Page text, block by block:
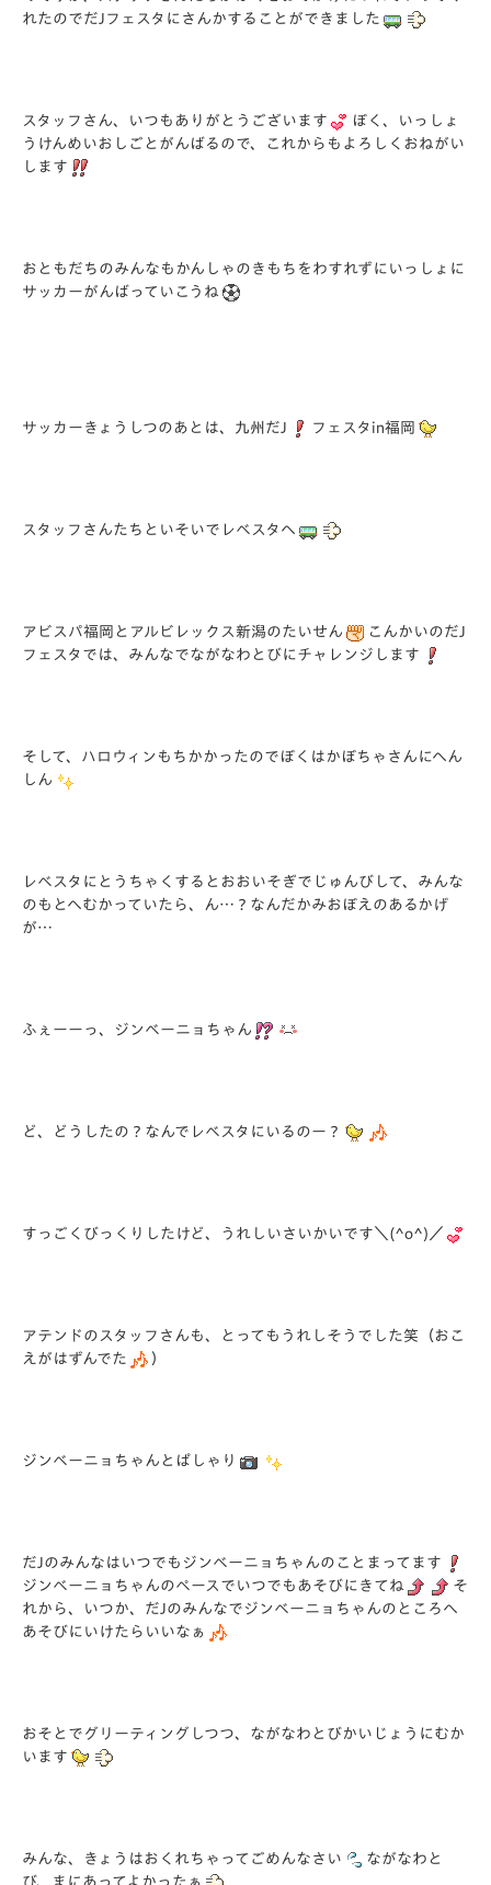
れたのでだJフェスタにさんかすることができました
スタッフさん、いつもありがとうございます
ぼく、いっしょ
うけんめいおしごとがんばるので、これからもよろしくおねがい
します
おともだちのみんなもかんしゃのきもちをわすれずにいっしょに
サッカーがんばっていこうね
サッカーきょうしつのあとは、九州だJ フェスタin福岡
スタッフさんたちといそいでレベスタへ
アビスパ福岡とアルビレックス新潟のたいせん
こんかいのだJ
フェスタでは、みんなでながなわとびにチャレンジします
そして、ハロウィンもちかかったのでぼくはかぼちゃさんにへん
しん
レベスタにとうちゃくするとおおいそぎでじゅんびして、みんな
のもとへむかっていたら、ん…？なんだかみおぼえのあるかげ
が…
ふぇーーっ、ジンベーニョちゃん
ど、どうしたの？なんでレベスタにいるのー？
すっごくびっくりしたけど、うれしいさいかいです＼(^o^)／
アテンドのスタッフさんも、とってもうれしそうでした笑（おこ
えがはずんでた
）
ジンベーニョちゃんとぱしゃり
だJのみんなはいつでもジンベーニョちゃんのことまってます
ジンベーニョちゃんのペースでいつでもあそびにきてね
そ
れから、いつか、だJのみんなでジンベーニョちゃんのところへ
あそびにいけたらいいなぁ
おそとでグリーティングしつつ、ながなわとびかいじょうにむか
います
みんな、きょうはおくれちゃってごめんなさい
ながなわと
び、まにあってよかったぁ